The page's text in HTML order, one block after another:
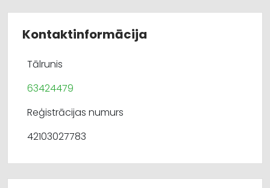
Kontaktinformācija
Tālrunis
63424479
Reģistrācijas numurs
42103027783